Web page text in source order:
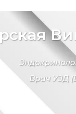
Врач УЗД